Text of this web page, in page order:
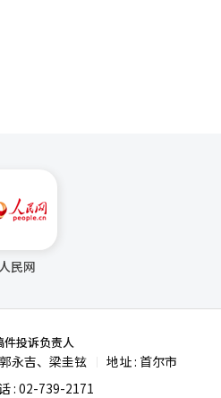
体型问题，更是与
模。生物技术正
引领内存半导体、
。三星电子市值突
。在AI热潮中，稳
阿美沙特阿美仍
然是工业文明的基
率、美元流动和
午睡。 ※ 本
民网
件投诉负责人
永吉、梁圭铉
地址 : 首尔市
: 02-739-2171